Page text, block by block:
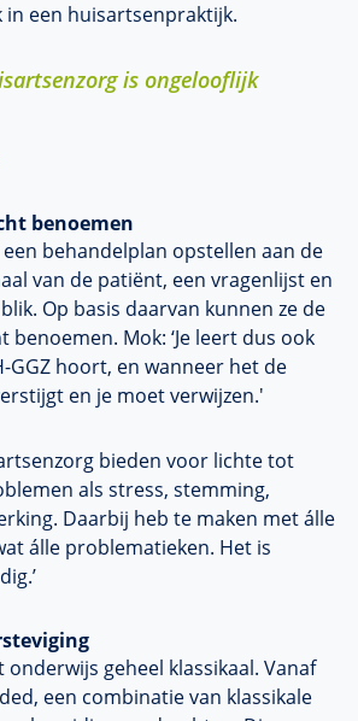
een huisartsenpraktijk.
is ongelooflijk
benoemen
behandelplan opstellen aan de
van de patiënt, een vragenlijst en
Op basis daarvan kunnen ze de
benoemen. Mok: ‘Je leert dus ook
GGZ hoort, en wanneer het de
en je moet verwijzen.'
bieden voor lichte tot
als stress, stemming,
Daarbij heb te maken met álle
álle problematieken. Het is
geheel klassikaal. Vanaf
een combinatie van klassikale